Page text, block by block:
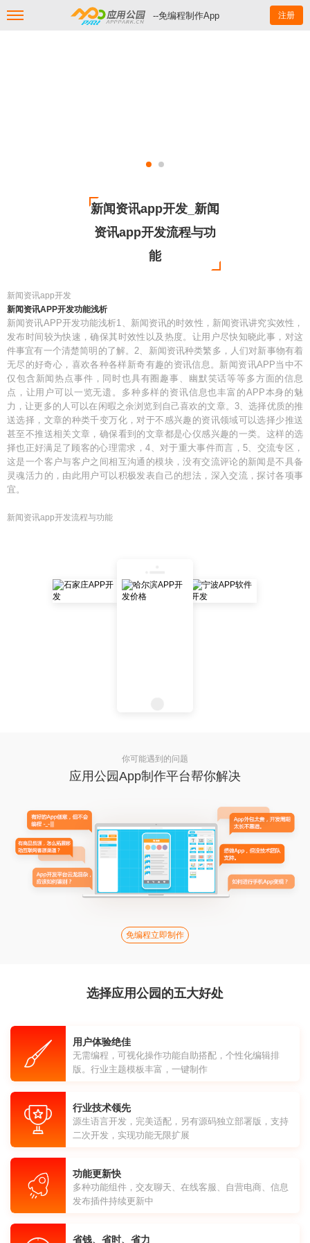
--免编程制作App 注册
新闻资讯app开发_新闻
资讯app开发流程与功
能
新闻资讯app开发
新闻资讯APP开发功能浅析
新闻资讯APP开发功能浅析1、新闻资讯的时效性，新闻资讯讲究实效性，
发布时间较为快速，确保其时效性以及热度。让用户尽快知晓此事，对这
件事宜有一个清楚简明的了解。2、新闻资讯种类繁多，人们对新事物有着
无尽的好奇心，喜欢各种各样新奇有趣的资讯信息。新闻资讯APP当中不
仅包含新闻热点事件，同时也具有圈趣事、幽默笑话等等多方面的信息
点，让用户可以一览无遗。多种多样的资讯信息也丰富的APP本身的魅
力，让更多的人可以在闲暇之余浏览到自己喜欢的文章。3、选择优质的推
送选择，文章的种类千变万化，对于不感兴趣的资讯领域可以选择少推送
甚至不推送相关文章，确保看到的文章都是心仪感兴趣的一类。这样的选
择也正好满足了顾客的心理需求，4、对于重大事件而言，5、交流专区，
这是一个客户与客户之间相互沟通的模块，没有交流评论的新闻是不具备
灵魂活力的，由此用户可以积极发表自己的想法，深入交流，探讨各项事
宜。
新闻资讯app开发流程与功能
你可能遇到的问题
应用公园App制作平台帮你解决
免编程立即制作
选择应用公园的五大好处
用户体验绝佳
无需编程，可视化操作功能自助搭配，个性化编辑排
版。行业主题模板丰富，一键制作
行业技术领先
源生语言开发，完美适配，另有源码独立部署版，支持
二次开发，实现功能无限扩展
功能更新快
多种功能组件，交友聊天、在线客服、自营电商、信息
发布插件持续更新中
省钱、省时、省力